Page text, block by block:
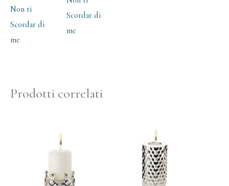
Non ti
Scordar di
me
Scordar di
me
Prodotti correlati